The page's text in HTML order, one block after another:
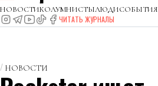
НОВОСТИКОЛУМНИСТЫЛЮДИСОБЫТИЯ
ЧИТАТЬ ЖУРНАЛЫ
НОВОСТИ